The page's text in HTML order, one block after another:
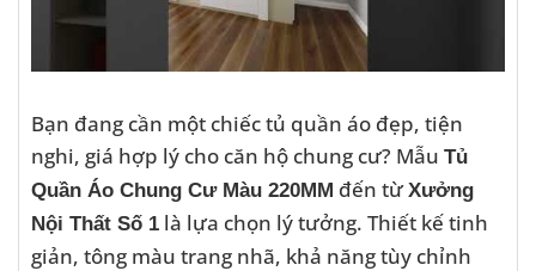
Bạn đang cần một chiếc tủ quần áo đẹp, tiện
nghi, giá hợp lý cho căn hộ chung cư? Mẫu Tủ
Quần Áo Chung Cư Màu 220MM đến từXưởng
Nội Thất Số 1 là lựa chọn lý tưởng. Thiết kế tinh
giản, tông màu trang nhã, khả năng tùy chỉnh